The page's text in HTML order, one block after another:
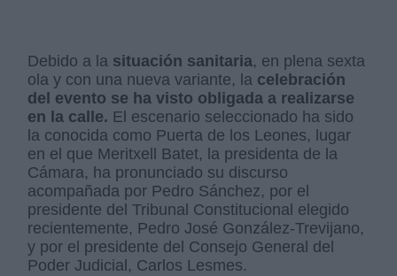
Debido a la situación sanitaria, en plena sexta
ola y con una nueva variante, la celebración
del evento se ha visto obligada a realizarse
en la calle. El escenario seleccionado ha sido
la conocida como Puerta de los Leones, lugar
en el que Meritxell Batet, la presidenta de la
Cámara, ha pronunciado su discurso
acompañada por Pedro Sánchez, por el
presidente del Tribunal Constitucional elegido
recientemente, Pedro José González-Trevijano,
y por el presidente del Consejo General del
Poder Judicial, Carlos Lesmes.